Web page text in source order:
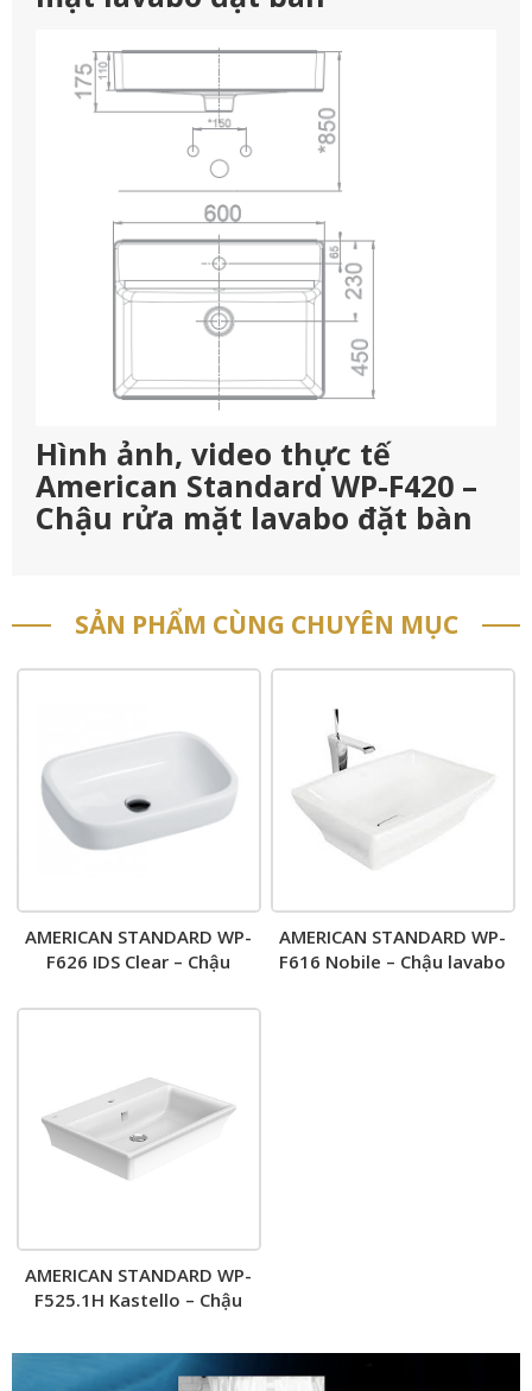
Hình ảnh, video thực tế
American Standard WP-F420 –
Chậu rửa mặt lavabo đặt bàn
SẢN PHẨM CÙNG CHUYÊN MỤC
AMERICAN STANDARD WP-
F626 IDS Clear – Chậu
AMERICAN STANDARD WP-
F616 Nobile – Chậu lavabo
AMERICAN STANDARD WP-
F525.1H Kastello – Chậu